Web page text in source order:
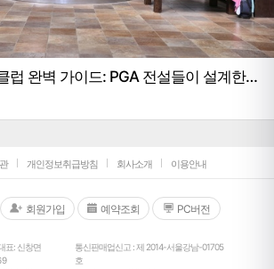
럽 완벽 가이드: PGA 전설들이 설계한
개인정보취급방침 회사소개 이용안내
회원가입 예약조회 PC버전
표: 신창면
통신판매업신고 : 제 2014-서울강남-01705
호